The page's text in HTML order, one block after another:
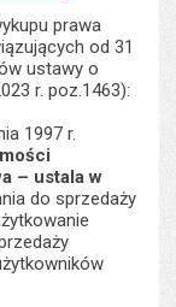
prawa
od 31
ustawy o
r. poz.1463):
1997 r.
– ustala w
do sprzedaży